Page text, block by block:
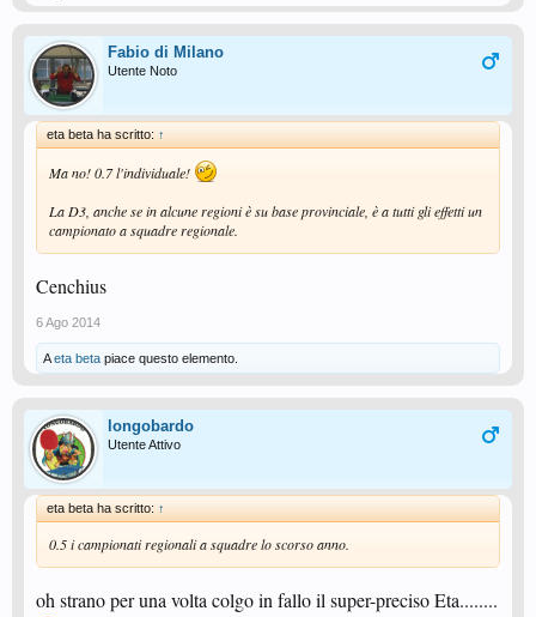
Fabio di Milano
Utente Noto
eta beta ha scritto: ↑
Ma no! 0.7 l'individuale!
La D3, anche se in alcune regioni è su base provinciale, è a tutti gli effetti un
campionato a squadre regionale.
Cenchius
6 Ago 2014
Aeta beta piace questo elemento.
longobardo
Utente Attivo
eta beta ha scritto: ↑
0.5 i campionati regionali a squadre lo scorso anno.
oh strano per una volta colgo in fallo il super-preciso Eta........